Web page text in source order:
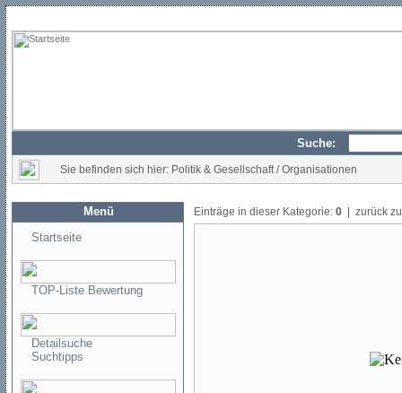
Suche:
Sie befinden sich hier: Politik & Gesellschaft / Organisationen
Menü
Startseite
TOP-Liste Bewertung
Detailsuche
Suchtipps
Einträge in dieser Kategorie: 0 | zurück